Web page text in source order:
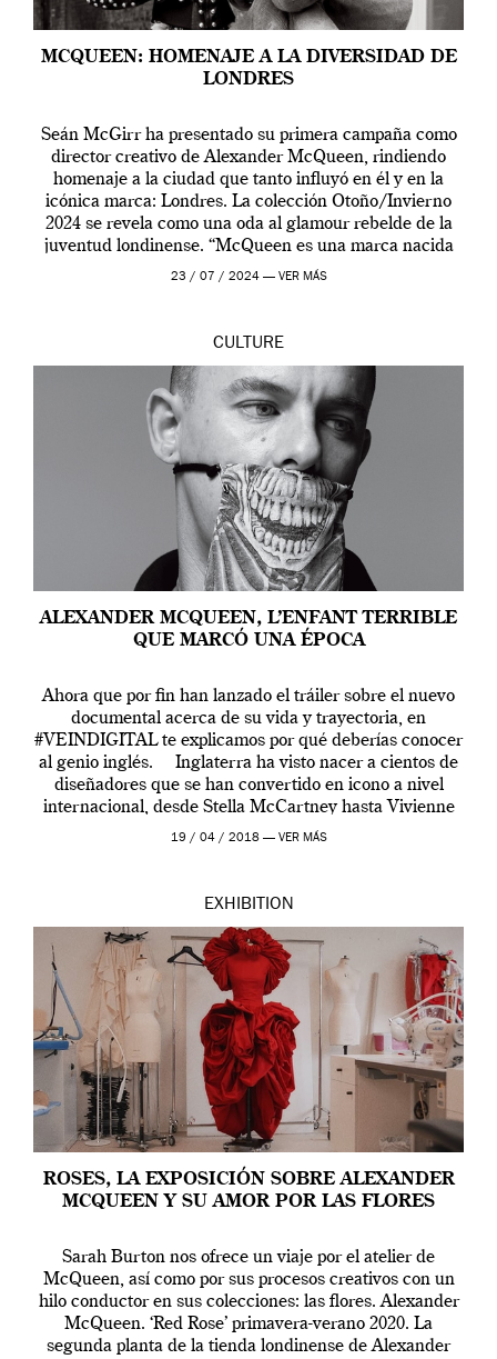
MCQUEEN: HOMENAJE A LA DIVERSIDAD DE
LONDRES
Seán McGirr ha presentado su primera campaña como
director creativo de Alexander McQueen, rindiendo
homenaje a la ciudad que tanto influyó en él y en la
icónica marca: Londres. La colección Otoño/Invierno
2024 se revela como una oda al glamour rebelde de la
juventud londinense. “McQueen es una marca nacida
en Londres y siempre ha […]
23 / 07 / 2024 — VER MÁS
CULTURE
ALEXANDER MCQUEEN, L’ENFANT TERRIBLE
QUE MARCÓ UNA ÉPOCA
Ahora que por fin han lanzado el tráiler sobre el nuevo
documental acerca de su vida y trayectoria, en
#VEINDIGITAL te explicamos por qué deberías conocer
al genio inglés. Inglaterra ha visto nacer a cientos de
diseñadores que se han convertido en icono a nivel
internacional, desde Stella McCartney hasta Vivienne
Westwood pasando […]
19 / 04 / 2018 — VER MÁS
EXHIBITION
ROSES, LA EXPOSICIÓN SOBRE ALEXANDER
MCQUEEN Y SU AMOR POR LAS FLORES
Sarah Burton nos ofrece un viaje por el atelier de
McQueen, así como por sus procesos creativos con un
hilo conductor en sus colecciones: las flores. Alexander
McQueen. ‘Red Rose’ primavera-verano 2020. La
segunda planta de la tienda londinense de Alexander